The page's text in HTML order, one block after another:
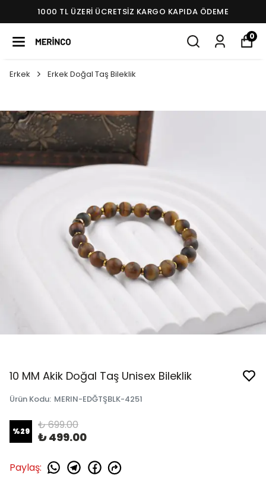
1000 TL ÜZERI ÜCRETSIZ KARGO KAPIDA ÖDEME
0
Erkek Erkek Doğal Taş Bileklik
10 MM Akik Doğal Taş Unisex Bileklik
Ürün Kodu: MERIN-EDĞTŞBLK-4251
%29 ₺ 699.00
₺ 499.00
Paylaş: